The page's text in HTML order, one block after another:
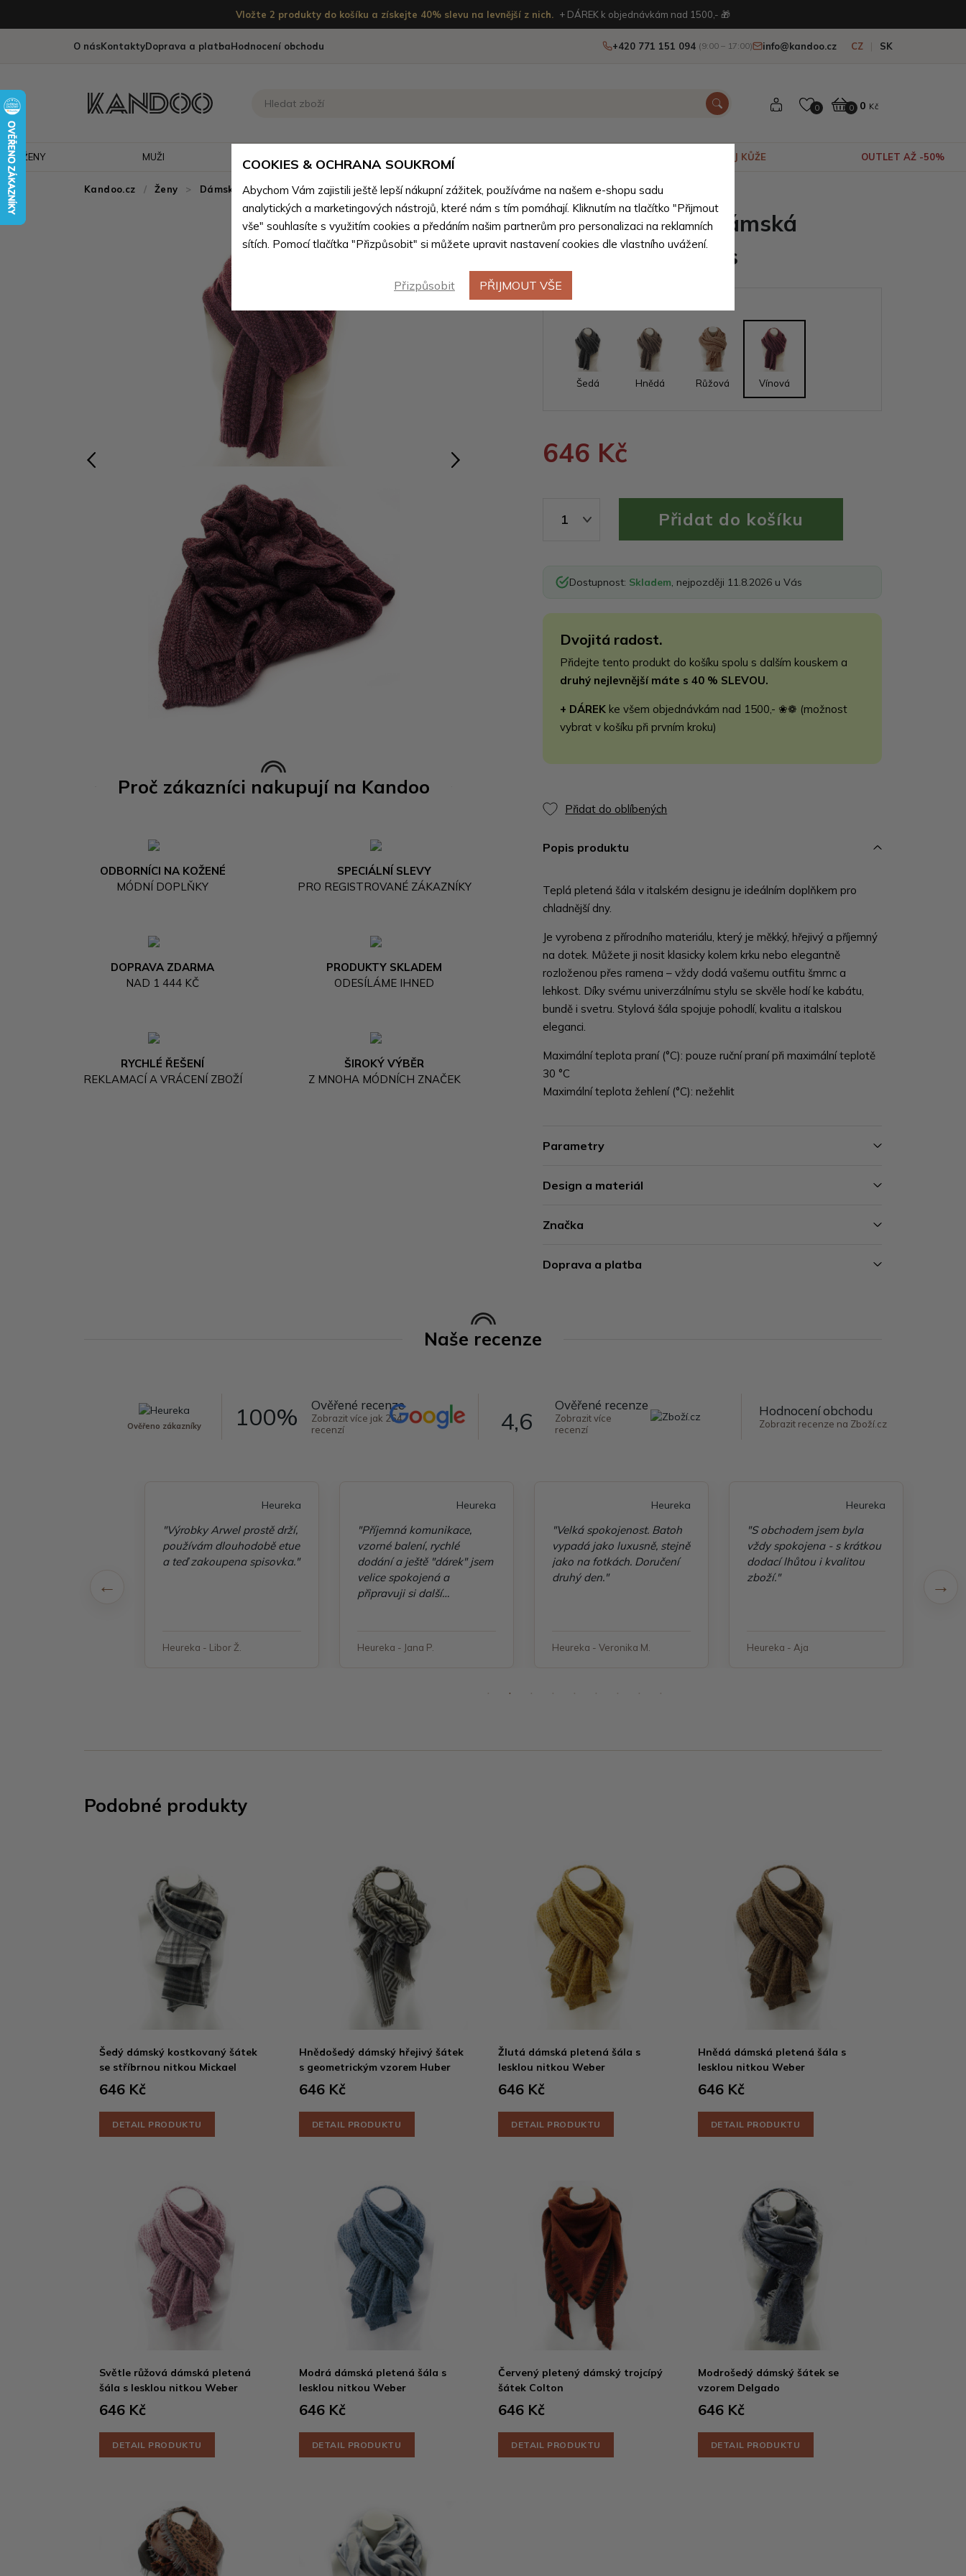
Vložte 2 produkty do košíku a získejte 40% slevu na levnější z nich. + DÁREK k objednávkám nad 1500,- 🎁
O násKontaktyDoprava a platbaHodnocení obchodu +420 771 151 094 (9:00 – 17:00) info@kandoo.cz CZ SK
0 0 0 Kč
ŽENY MUŽI VÝPRODEJ KŮŽE OUTLET AŽ -50%
Kandoo.cz Ženy > Dámské doplňky > Oděvní doplňky
Proč zákazníci nakupují na Kandoo
ODBORNÍCI NA KOŽENÉ
MÓDNÍ DOPLŇKY
SPECIÁLNÍ SLEVY
PRO REGISTROVANÉ ZÁKAZNÍKY
DOPRAVA ZDARMA
NAD 1 444 KČ
PRODUKTY SKLADEM
ODESÍLÁME IHNED
RYCHLÉ ŘEŠENÍ
REKLAMACÍ A VRÁCENÍ ZBOŽÍ
ŠIROKÝ VÝBĚR
Z MNOHA MÓDNÍCH ZNAČEK
Vínově červená dámská
pletená šála Thais
Barevné varianty
Šedá Hnědá Růžová Vínová
646 Kč
1
Dostupnost: Skladem , nejpozději 11.8.2026 u Vás
Dvojitá radost.
Přidejte tento produkt do košíku spolu s dalším kouskem a
druhý nejlevnější máte s 40 % SLEVOU.
+ DÁREK ke všem objednávkám nad 1500,- ❀❁ (možnost
vybrat v košíku při prvním kroku)
Přidat do oblíbených
Popis produktu
Teplá pletená šála v italském designu je ideálním doplňkem pro
chladnější dny.
Je vyrobena z přírodního materiálu, který je měkký, hřejivý a příjemný
na dotek. Můžete ji nosit klasicky kolem krku nebo elegantně
rozloženou přes ramena – vždy dodá vašemu outfitu šmrnc a
lehkost. Díky svému univerzálnímu stylu se skvěle hodí ke kabátu,
bundě i svetru. Stylová šála spojuje pohodlí, kvalitu a italskou
eleganci.
Maximální teplota praní (°C): pouze ruční praní při maximální teplotě
30 °C
Maximální teplota žehlení (°C): nežehlit
Parametry
Design a materiál
Značka
Doprava a platba
Naše recenze
Ověřeno zákazníky 100% Ověřené recenze
Zobrazit více jak 264
recenzí
4,6
Ověřené recenze
Zobrazit více
recenzí
Hodnocení obchodu
Zobrazit recenze na Zboží.cz
Heureka
"Výrobky Arwel prostě drží,
používám dlouhodobě etue
a teď zakoupena spisovka."
Heureka - Libor Ž.
Heureka
"Příjemná komunikace,
vzorné balení, rychlé
dodání a ještě "dárek" jsem
velice spokojená a
připravuji si další
Heureka - Jana P.
Heureka
"Velká spokojenost. Batoh
vypadá jako luxusně, stejně
jako na fotkách. Doručení
druhý den."
Heureka - Veronika M.
Heureka
"S obchodem jsem byla
vždy spokojena - s krátkou
dodací lhůtou i kvalitou
zboží."
Heureka - Aja
Podobné produkty
Šedý dámský kostkovaný šátek
se stříbrnou nitkou Mickael
646 Kč
DETAIL PRODUKTU
Hnědošedý dámský hřejivý šátek
s geometrickým vzorem Huber
646 Kč
DETAIL PRODUKTU
Žlutá dámská pletená šála s
lesklou nitkou Weber
646 Kč
DETAIL PRODUKTU
Hnědá dámská pletená šála s
lesklou nitkou Weber
646 Kč
DETAIL PRODUKTU
Světle růžová dámská pletená
šála s lesklou nitkou Weber
646 Kč
DETAIL PRODUKTU
Modrá dámská pletená šála s
lesklou nitkou Weber
646 Kč
DETAIL PRODUKTU
Červený pletený dámský trojcípý
šátek Colton
646 Kč
DETAIL PRODUKTU
Modrošedý dámský šátek se
vzorem Delgado
646 Kč
DETAIL PRODUKTU
COOKIES & OCHRANA SOUKROMÍ
Abychom Vám zajistili ještě lepší nákupní zážitek, používáme na našem e-shopu sadu
analytických a marketingových nástrojů, které nám s tím pomáhají. Kliknutím na tlačítko "Přijmout
vše" souhlasíte s využitím cookies a předáním našim partnerům pro personalizaci na reklamních
sítích. Pomocí tlačítka "Přizpůsobit" si můžete upravit nastavení cookies dle vlastního uvážení.
Přizpůsobit PŘIJMOUT VŠE